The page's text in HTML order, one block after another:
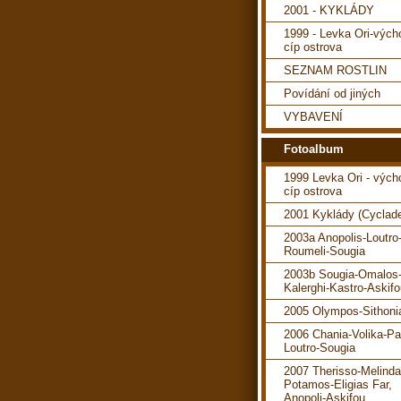
2001 - KYKLÁDY
1999 - Levka Ori-
cíp ostrova
SEZNAM ROSTLIN
Povídání od jiných
VYBAVENÍ
Fotoalbum
1999 Levka Ori -
cíp ostrova
2001 Kyklády
2003a Anopolis-
Roumeli-Sougia
2003b Sougia-Omalos-
Kalerghi-Kastro-
2005 Olympos-
2006 Chania-Volika-
Loutro-Sougia
2007 Therisso-
Potamos-Eligias Far,
Anopoli-Askifou